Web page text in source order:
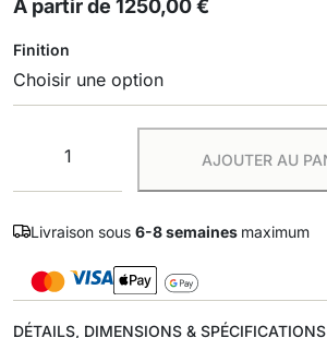
À partir de 1250,00€
Finition
AJOUTER AU
Livraison sous 6-8 semaines maximum
DÉTAILS, DIMENSIONS & SPÉCIFICATIONS